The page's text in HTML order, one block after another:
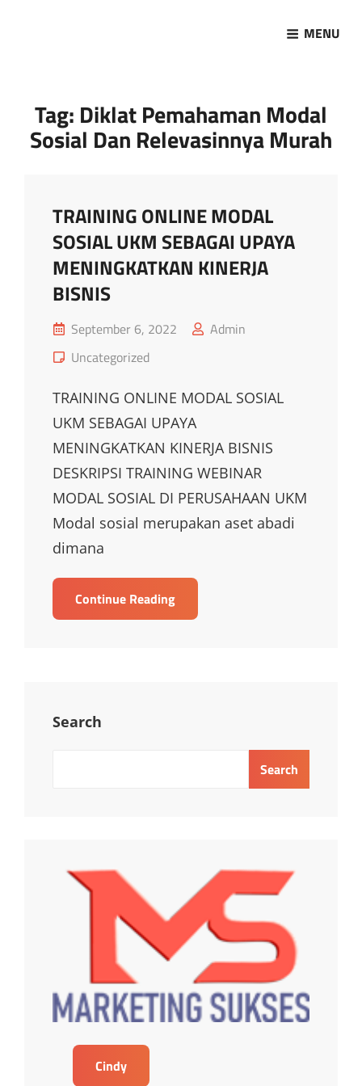
MENU
Tag: Diklat Pemahaman Modal
Sosial Dan Relevasinnya Murah
TRAINING ONLINE MODAL
SOSIAL UKM SEBAGAI UPAYA
MENINGKATKAN KINERJA
BISNIS
Posted
on
September 6, 2022
Admin
Cat
Uncategorized
TRAINING ONLINE MODAL SOSIAL
UKM SEBAGAI UPAYA
MENINGKATKAN KINERJA BISNIS
DESKRIPSI TRAINING WEBINAR
MODAL SOSIAL DI PERUSAHAAN UKM
Modal sosial merupakan aset abadi
dimana
Continue ReadingTRAINING
ONLINE
Search
Search
Cindy